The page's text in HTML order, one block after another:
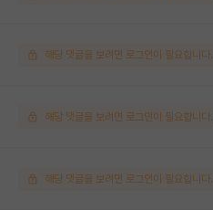
해당 댓글을 보려면 로그인이 필요합니다.
해당 댓글을 보려면 로그인이 필요합니다.
해당 댓글을 보려면 로그인이 필요합니다.